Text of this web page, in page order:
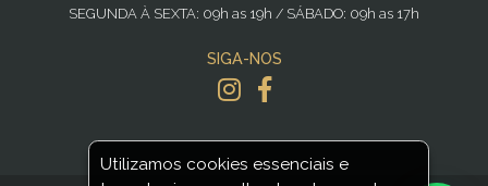
SEGUNDA À SEXTA: 09h as 19h / SÁBADO: 09h as 17h
SIGA-NOS
Utilizamos cookies essenciais e